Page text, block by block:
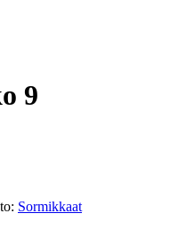
9
Sormikkaat